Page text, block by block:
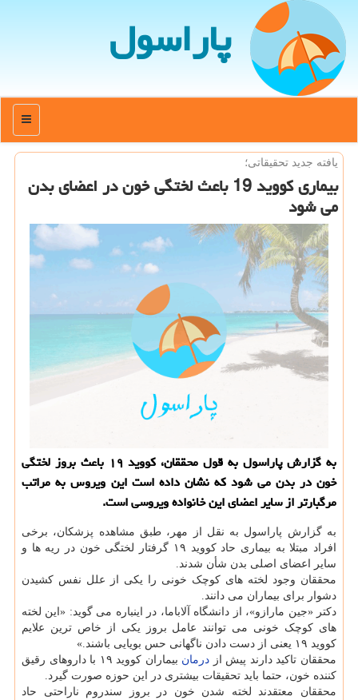
پاراسول
منو
یافته جدید تحقیقاتی؛
بیماری كووید 19 باعث لختگی خون در اعضای بدن
می شود
به گزارش پاراسول به قول محققان، كووید ۱۹ باعث بروز لختگی
خون در بدن می شود كه نشان داده است این ویروس به مراتب
مرگبارتر از سایر اعضای این خانواده ویروسی است.
به گزارش پاراسول به نقل از مهر، طبق مشاهده پزشکان، برخی
افراد مبتلا به بیماری حاد کووید ۱۹ گرفتار لختگی خون در ریه ها و
سایر اعضای اصلی بدن شأن شدند.
محققان وجود لخته های کوچک خونی را یکی از علل نفس کشیدن
دشوار برای بیماران می دانند.
دکتر «جین مارازو»، از دانشگاه آلاباما، در اینباره می گوید: «این لخته
های کوچک خونی می توانند عامل بروز یکی از خاص ترین علایم
کووید ۱۹ یعنی از دست دادن ناگهانی حس بویایی باشند.»
محققان تاکید دارند پیش از درمان
بیماران کووید ۱۹ با داروهای رقیق
کننده خون، حتما باید تحقیقات بیشتری در این حوزه صورت گیرد.
محققان معتقدند لخته شدن خون در بروز سندروم ناراحتی حاد